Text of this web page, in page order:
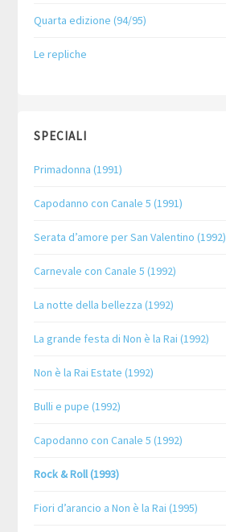
Quarta edizione (94/95)
Le repliche
SPECIALI
Primadonna (1991)
Capodanno con Canale 5 (1991)
Serata d’amore per San Valentino (1992)
Carnevale con Canale 5 (1992)
La notte della bellezza (1992)
La grande festa di Non è la Rai (1992)
Non è la Rai Estate (1992)
Bulli e pupe (1992)
Capodanno con Canale 5 (1992)
Rock & Roll (1993)
Fiori d’arancio a Non è la Rai (1995)